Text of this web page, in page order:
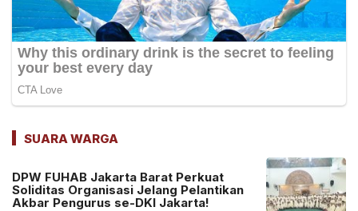
SUARA WARGA
DPW FUHAB Jakarta Barat Perkuat
Soliditas Organisasi Jelang Pelantikan
Akbar Pengurus se-DKI Jakarta!